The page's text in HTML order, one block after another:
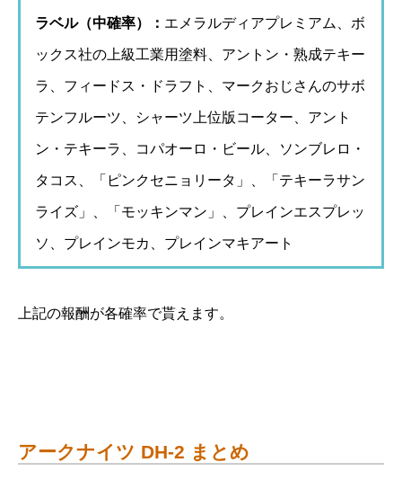
ラベル（中確率）： エメラルディアプレミアム、ボ
ックス社の上級工業用塗料、アントン・熟成テキー
ラ、フィードス・ドラフト、マークおじさんのサボ
テンフルーツ、シャーツ上位版コーター、アント
ン・テキーラ、コパオーロ・ビール、ソンブレロ・
タコス、「ピンクセニョリータ」、「テキーラサン
ライズ」、「モッキンマン」、プレインエスプレッ
ソ、プレインモカ、プレインマキアート
上記の報酬が各確率で貰えます。
アークナイツ DH-2 まとめ